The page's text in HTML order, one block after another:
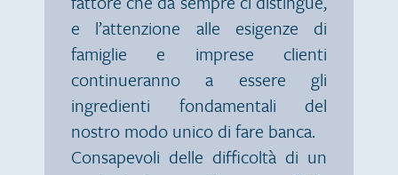
e l’attenzione alle esigenze di
famiglie e imprese clienti
continueranno a essere gli
ingredienti fondamentali del
nostro modo unico di fare banca.
Consapevoli delle difficoltà di un